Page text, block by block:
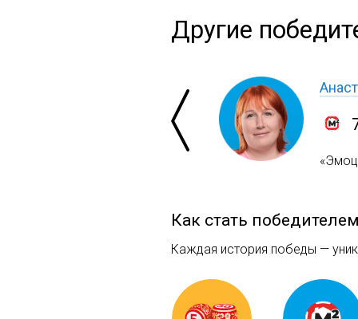
Другие
Как стать
Каждая история победы —